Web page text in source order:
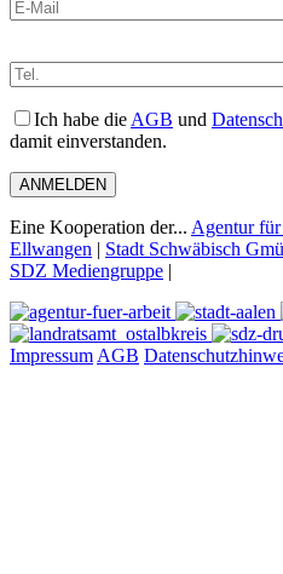
Ich habe die AGB und
damit einverstanden.
Eine Kooperation der... Agentur
Ellwangen | Stadt Schwäbisch
SDZ Mediengruppe |
Impressum AGB